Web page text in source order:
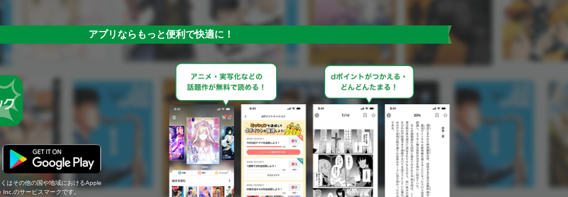
アプリならもっと便利で快適に！
はその他の国や地域におけるApple
のサービスマークです。